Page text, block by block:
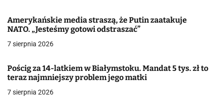
a
w
i
s
Amerykańskie media straszą, że Putin zaatakuje
NATO. „Jesteśmy gotowi odstraszać”
7 sierpnia 2026
Pościg za 14-latkiem w Białymstoku. Mandat 5 tys. zł to
teraz najmniejszy problem jego matki
7 sierpnia 2026